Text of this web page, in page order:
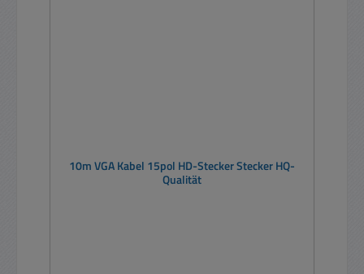
10m VGA Kabel 15pol HD-Stecker Stecker HQ-
Qualität